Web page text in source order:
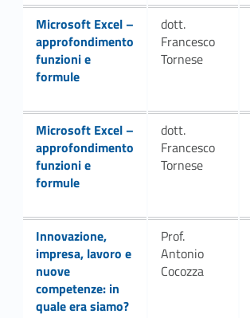
Link identifier #identifier__25049-15
Microsoft Excel –
approfondimento
funzioni e
formule
dott.
Francesco
Tornese
Link identifier #identifier__150924-17
Microsoft Excel –
approfondimento
funzioni e
formule
dott.
Francesco
Tornese
Link identifier #identifier__104558-19
Innovazione,
impresa, lavoro e
nuove
competenze: in
quale era siamo?
Prof.
Antonio
Cocozza